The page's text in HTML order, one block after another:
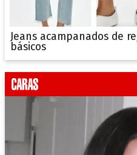
Jeans acampanados de
básicos